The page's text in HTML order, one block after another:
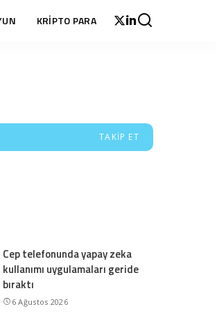
KRİPTO PARA
TAKIP ET
Cep telefonunda yapay zeka
kullanımı uygulamaları geride
bıraktı
6 Ağustos 2026